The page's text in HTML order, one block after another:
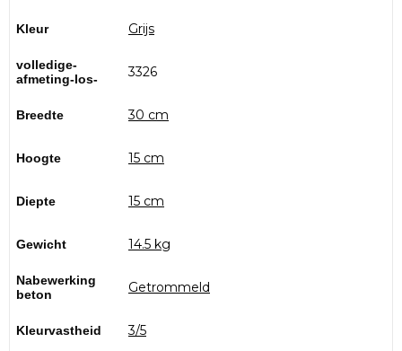
Kleur Grijs
volledige-
afmeting-los-
3326
Breedte 30 cm
Hoogte 15 cm
Diepte 15 cm
Gewicht 14.5 kg
Nabewerking
beton
Getrommeld
Kleurvastheid 3/5